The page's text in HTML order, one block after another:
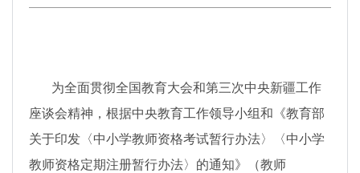
为全面贯彻全国教育大会和第三次中央新疆工作
座谈会精神，根据中央教育工作领导小组和《教育部
关于印发〈中小学教师资格考试暂行办法〉〈中小学
教师资格定期注册暂行办法〉的通知》（教师